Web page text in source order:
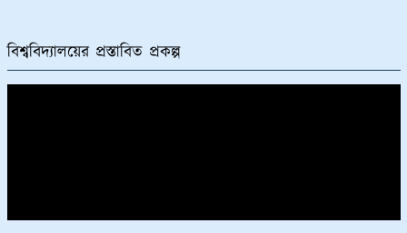
বিশ্ববিদ্যালয়ের প্রস্তাবিত প্রকল্প